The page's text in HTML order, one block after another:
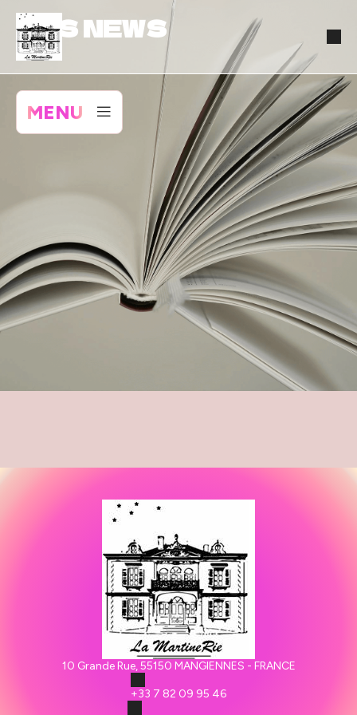
MENU
NOS NEWS
10 Grande Rue, 55150 MANGIENNES - FRANCE
+33 7 82 09 95 46